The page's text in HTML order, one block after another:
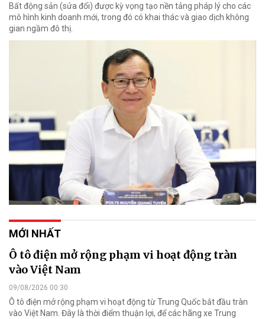
Bất động sản (sửa đổi) được kỳ vọng tạo nền tảng pháp lý cho các
mô hình kinh doanh mới, trong đó có khai thác và giao dịch không
gian ngầm đô thị.
MỚI NHẤT
Ô tô điện mở rộng phạm vi hoạt động tràn
vào Việt Nam
09/08/2026 00:30
Ô tô điện mở rộng phạm vi hoạt động từ Trung Quốc bắt đầu tràn
vào Việt Nam. Đây là thời điểm thuận lợi, để các hãng xe Trung